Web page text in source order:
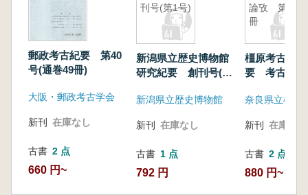
郵政考古紀要 第40
号(通巻49冊)
大阪・郵政考古学会
新刊 在庫なし
古書 2 点
660 円~
刊号(第1号)
新潟県立歴史博物館
研究紀要 創刊号(第
新潟県立歴史博物館
新刊 在庫なし
古書 1 点
792 円
論攷 第38
冊
橿原考古学
要 考古学
新刊 在庫なし
古書 2 点
880 円~